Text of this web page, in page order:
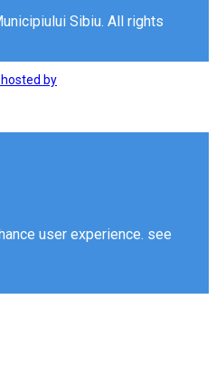
Sibiu. All rights
by
user experience. see